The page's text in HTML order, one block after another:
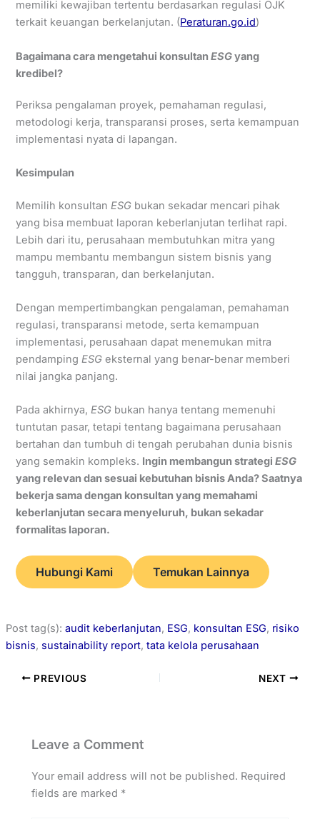
memiliki kewajiban tertentu berdasarkan regulasi OJK
terkait keuangan berkelanjutan. (Peraturan.go.id)
Bagaimana cara mengetahui konsultanESGyang
kredibel?
Periksa pengalaman proyek, pemahaman regulasi,
metodologi kerja, transparansi proses, serta kemampuan
implementasi nyata di lapangan.
Kesimpulan
Memilih konsultanESG bukan sekadar mencari pihak
yang bisa membuat laporan keberlanjutan terlihat rapi.
Lebih dari itu, perusahaan membutuhkan mitra yang
mampu membantu membangun sistem bisnis yang
tangguh, transparan, dan berkelanjutan.
Dengan mempertimbangkan pengalaman, pemahaman
regulasi, transparansi metode, serta kemampuan
implementasi, perusahaan dapat menemukan mitra
pendampingESG eksternal yang benar-benar memberi
nilai jangka panjang.
Pada akhirnya,ESG bukan hanya tentang memenuhi
tuntutan pasar, tetapi tentang bagaimana perusahaan
bertahan dan tumbuh di tengah perubahan dunia bisnis
yang semakin kompleks. Ingin membangun strategiESG
yang relevan dan sesuai kebutuhan bisnis Anda? Saatnya
bekerja sama dengan konsultan yang memahami
keberlanjutan secara menyeluruh, bukan sekadar
formalitas laporan.
Hubungi Kami Temukan Lainnya
Post tag(s): audit keberlanjutan, ESG, konsultan ESG, risiko
bisnis, sustainability report, tata kelola perusahaan
PREVIOUS NEXT
Leave a Comment
Your email address will not be published. Required
fields are marked *